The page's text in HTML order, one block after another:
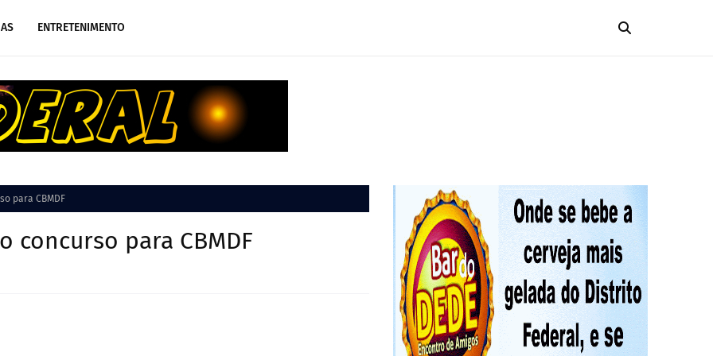
ENTRETENIMENTO
para CBMDF
concurso para CBMDF